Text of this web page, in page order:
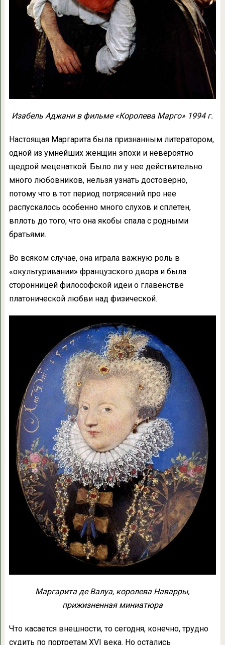
Изабель Аджани в фильме «Королева Марго» 1994 г.
Настоящая Маргарита была признанным литератором,
одной из умнейших женщин эпохи и невероятно
щедрой меценаткой. Было ли у нее действительно
много любовников, нельзя узнать достоверно,
потому что в тот период потрясений про нее
распускалось особенно много слухов и сплетен,
вплоть до того, что она якобы спала с родными
братьями.
Во всяком случае, она играла важную роль в
«окультуривании» французского двора и была
сторонницей философской идеи о главенстве
платонической любви над физической.
Маргарита де Валуа, королева Наварры,
прижизненная миниатюра
Что касается внешности, то сегодня, конечно, трудно
судить по портретам XVI века. Но остались